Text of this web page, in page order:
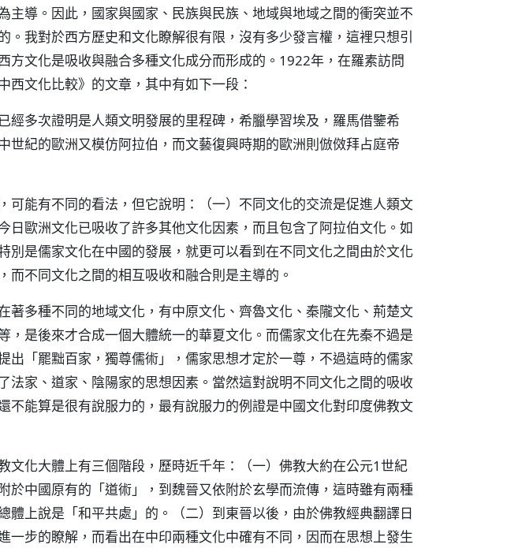
主導。因此，國家與國家、民族與民族、地域與地域之間的衝突並不
。我對於西方歷史和文化瞭解很有限，沒有多少發言權，這裡只想引
方文化是吸收與融合多種文化成分而形成的。1922年，在羅素訪問
西文化比較》的文章，其中有如下一段：
經多次證明是人類文明發展的里程碑，希臘學習埃及，羅馬借鑒希
世紀的歐洲又模仿阿拉伯，而文藝復興時期的歐洲則倣傚拜占庭帝
可能有不同的看法，但它說明：（一）不同文化的交流是促進人類文
日歐洲文化已吸收了許多其他文化因素，而且包含了阿拉伯文化。如
別是儒家文化在中國的發展，就更可以看到在不同文化之間由於文化
而不同文化之間的相互吸收和融合則是主導的。
著多種不同的地域文化，有中原文化、齊魯文化、秦隴文化、荊楚文
，是後來才合成一個大體統一的華夏文化。而儒家文化在先秦不過是
出「罷黜百家，獨尊儒術」，儒家思想才定於一尊，不過這時的儒家
法家、道家、陰陽家的思想因素。當然這對說明不同文化之間的吸收
不能算是很有說服力的，最有說服力的例證是中國文化對印度佛教文
文化大體上有三個階段，歷時近千年：（一）佛教大約在公元1世紀
於中國原有的「道術」，到魏晉又依附於玄學而流傳，這時雖有兩種
體上說是「和平共處」的。（二）到東晉以後，由於佛教經典翻譯日
一步的瞭解，而看出在中印兩種文化中確有不同，因而在思想上發生